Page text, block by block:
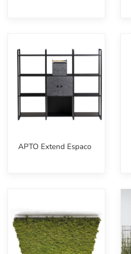
APTO Extend Espaco